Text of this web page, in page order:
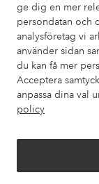
ge dig en mer
persondatan och
analysföretag vi
använder sidan
du kan få mer
Acceptera
anpassa dina val
policy
Om Ellos
Våra tjänster
Villkor